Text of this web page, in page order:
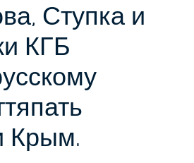
Ступка и
КГБ
Крым.